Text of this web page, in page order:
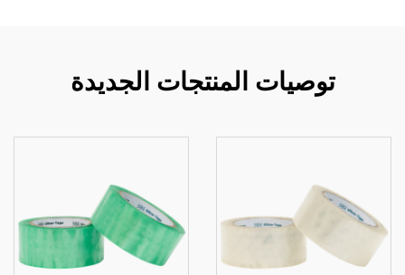
توصيات المنتجات الجديدة